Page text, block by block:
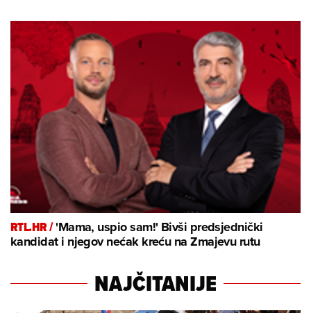
RTL.HR /'Mama, uspio sam!' Bivši predsjednički
kandidat i njegov nećak kreću na Zmajevu rutu
NAJČITANIJE